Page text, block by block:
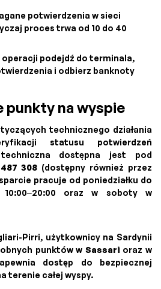
potwierdzenia w sieci
proces trwa od 10 do 40
podejdź do terminala,
i odbierz banknoty
punkty na wyspie
technicznego działania
statusu potwierdzeń
dostępna jest pod
308 (dostępny również przez
pracuje od poniedziałku do
oraz w soboty w
Pirri, użytkownicy na Sardynii
punktów w Sassari oraz w
dostęp do bezpiecznej
terenie całej wyspy.